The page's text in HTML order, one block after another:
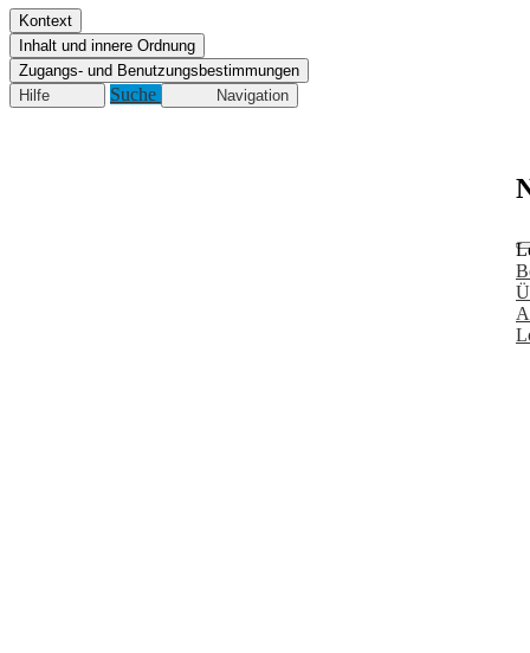
Kontext
Inhalt und innere Ordnung
Zugangs- und Benutzungsbestimmungen
Hilfe
Suche Navigation